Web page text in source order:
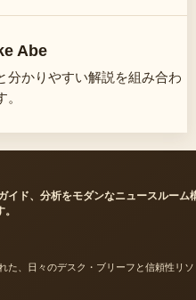
Abe
分かりやすい解説を組み合わ
イド、分析をモダンなニュースルーム
た、日々のデスク・ブリーフと信頼性リソ